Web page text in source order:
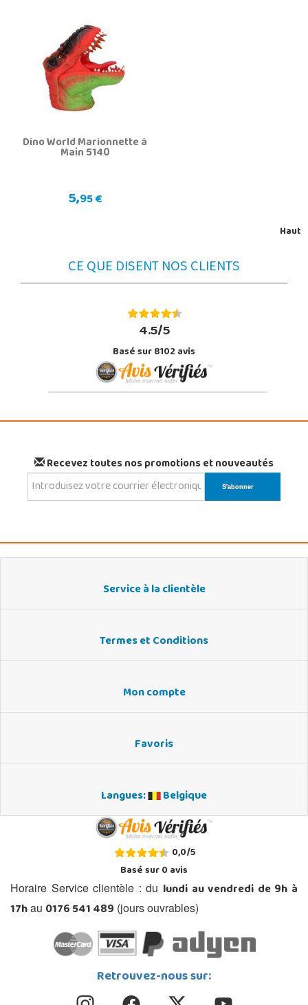
Dino World Marionnette à
Main 5140
5,95 €
Haut
CE QUE DISENT NOS CLIENTS
4.5/5
Basé sur 8102 avis
Recevez toutes nos promotions et nouveautés
Service à la clientèle
Termes et Conditions
Mon compte
Favoris
Langues: Belgique
0,0/5
Basé sur0avis
Horaire Service clientèle : du lundi au vendredi de 9h à
17hau 0176 541 489 (jours ouvrables)
Retrouvez-nous sur: